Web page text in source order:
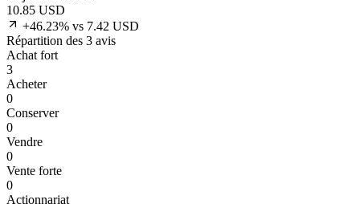
10.85 USD
+46.23% vs 7.42 USD
Répartition des 3 avis
Achat fort
3
Acheter
0
Conserver
0
Vendre
0
Vente forte
0
Actionnariat